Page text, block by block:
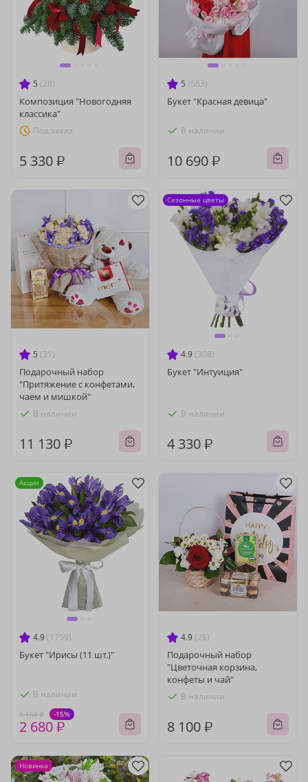
5 (28)
Композиция "Новогодняя
классика"
Под заказ
5 330 ₽
5 (683)
Букет "Красная девица"
В наличии
10 690 ₽
5 (31)
Подарочный набор
"Притяжение с конфетами,
чаем и мишкой"
В наличии
11 130 ₽
4.9 (308)
Букет "Интуиция"
В наличии
4 330 ₽
Сезонные цветы
4.9 (1759)
Букет "Ирисы (11 шт.)"
В наличии
3 150 ₽ -15%
2 680 ₽
Акция
4.9 (28)
Подарочный набор
"Цветочная корзина,
конфеты и чай"
В наличии
8 100 ₽
Новинка